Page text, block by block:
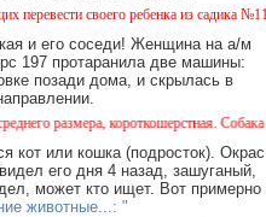
своего ребенка из садика
и его соседи! Женщина на а/м
197 протаранила две машины:
позади дома, и скрылась в
короткошерстная. Собака
кот или кошка (подросток). Окрас
его дня 4 назад, зашуганый,
может кто ищет. Вот примерно
животные...: "